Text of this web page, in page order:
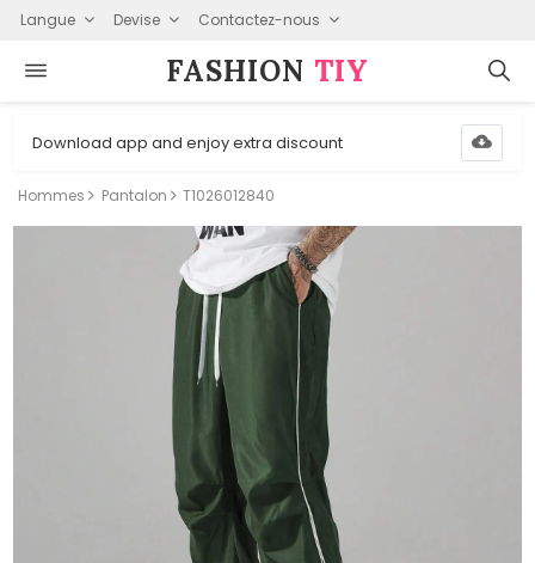
Langue Devise Contactez-nous
FASHION⁠ TIY
Download app and enjoy extra discount
Hommes Pantalon T1026012840